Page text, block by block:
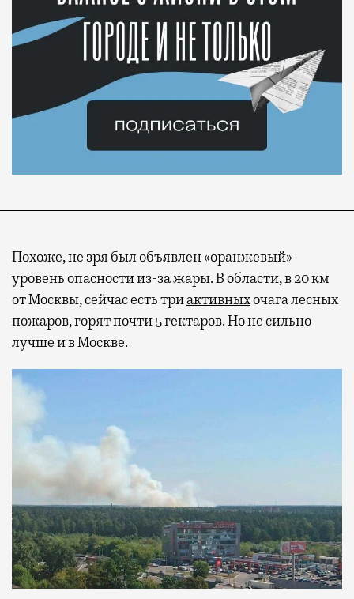
Похоже, не зря был объявлен «оранжевый»
уровень опасности из-за жары. В области, в 20 км
от Москвы, сейчас есть триактивныхочага лесных
пожаров, горят почти 5 гектаров. Но не сильно
лучше и в Москве.